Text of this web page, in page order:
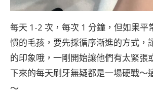
每天 1-2 次，每次 1 分鐘，但如果平
慣的毛孩，要先採循序漸進的方式，
的印象哦，一剛開始讓他們有太緊張
下來的每天刷牙無疑都是一場硬戰～
～